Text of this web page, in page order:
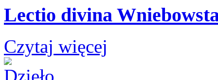
Lectio divina
Czytaj więcej